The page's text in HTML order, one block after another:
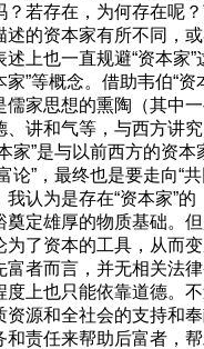
？若存在，为何存在呢
述的资本家有所不同，
述上也一直规避“资本家”
家”等概念。借助韦伯“
儒家思想的熏陶（其中
、讲和气等，与西方讲
家”是与以前西方的资
论”，最终也是要走向“
我认为是存在“资本家”
奠定雄厚的物质基础。
为了资本的工具，从而
富者而言，并无相关法
度上也只能依靠道德。
资源和全社会的支持和
和责任来帮助后富者，